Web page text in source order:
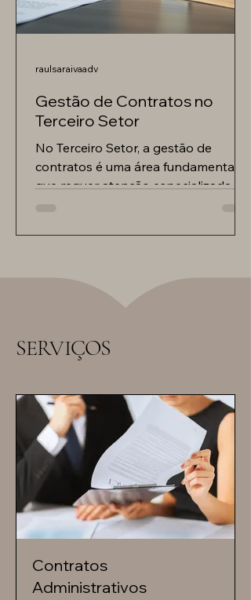
Gestão de Contratos no
Terceiro Setor
No Terceiro Setor, a gestão de
contratos é uma área fundamental
que requer atenção especializada e
raulsaraivaadv
SERVIÇOS
Contratos
Administrativos